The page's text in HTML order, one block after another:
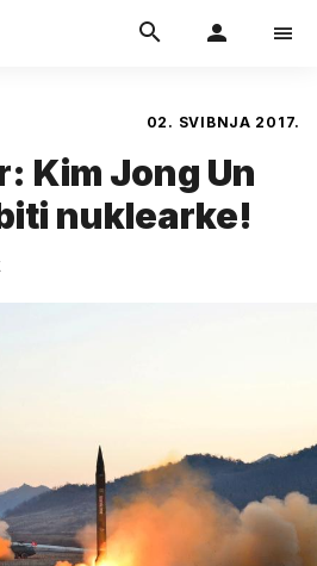
02. SVIBNJA 2017.
Kim Jong Un
nuklearke!